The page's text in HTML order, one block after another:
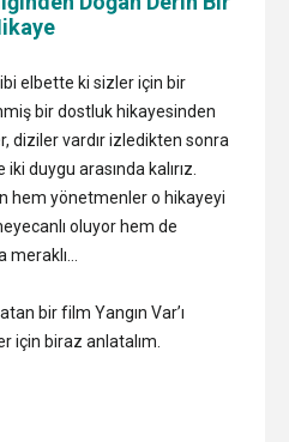
elbette ki sizler için bir
bir dostluk hikayesinden
diziler vardır izledikten sonra
duygu arasında kalırız.
hem yönetmenler o hikayeyi
oluyor hem de
meraklı…
bir film Yangın Var’ı
için biraz anlatalım.